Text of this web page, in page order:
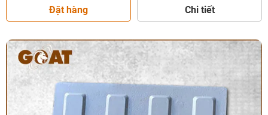
Đặt hàng Chi tiết